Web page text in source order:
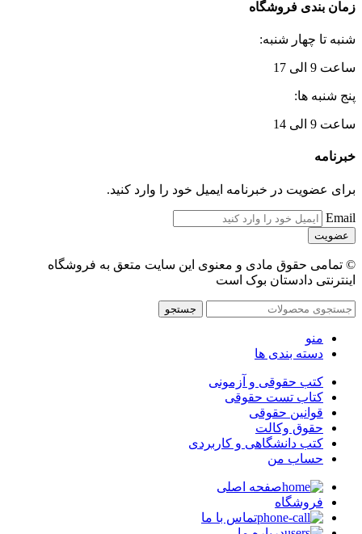
زمان بندی فروشگاه
شنبه تا چهار شنبه:
ساعت 9 الی 17
پنج شنبه ها:
ساعت 9 الی 14
خبرنامه
برای عضویت در خبرنامه ایمیل خود را وارد کنید.
Email
© تمامی حقوق مادی و معنوی این سایت متعق به فروشگاه
اینترنتی دادستان بوک است
جستجو
منو
دسته بندی ها
کتب حقوقی و آزمونی
کتاب تست حقوقی
قوانین حقوقی
حقوق وکالت
کتب دانشگاهی و کاربردی
حساب من
صفحه اصلی
فروشگاه
تماس با ما